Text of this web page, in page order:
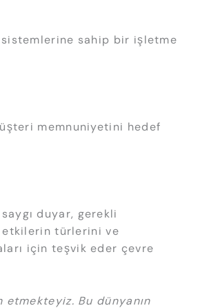
sahip bir işletme
memnuniyetini hedef
duyar, gerekli
etkilerin türlerini ve
için teşvik eder çevre
Bu dünyanın